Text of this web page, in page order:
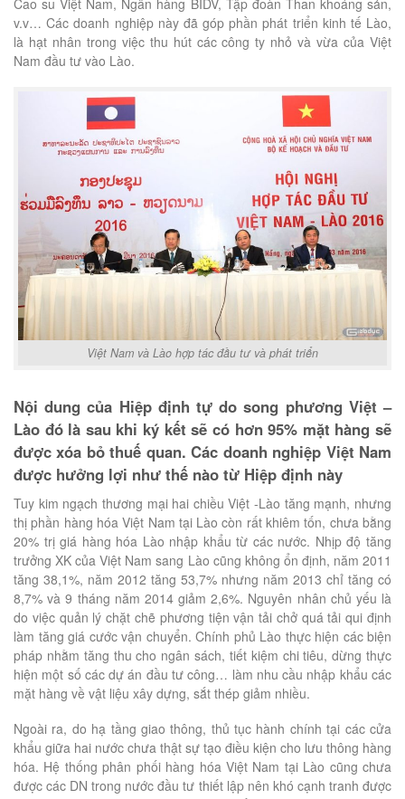
v.v… Các doanh nghiệp này đã góp phần phát triển kinh tế Lào,
là hạt nhân trong việc thu hút các công ty nhỏ và vừa của Việt
Nam đầu tư vào Lào.
Việt Nam và Lào hợp tác đầu tư và phát triển
Nội dung của Hiệp định tự do song phương Việt –
Lào đó là sau khi ký kết sẽ có hơn 95% mặt hàng sẽ
được xóa bỏ thuế quan. Các doanh nghiệp Việt Nam
được hưởng lợi như thế nào từ Hiệp định này
Tuy kim ngạch thương mại hai chiều Việt -Lào tăng mạnh, nhưng
thị phần hàng hóa Việt Nam tại Lào còn rất khiêm tốn, chưa bằng
20% trị giá hàng hóa Lào nhập khẩu từ các nước. Nhịp độ tăng
trưởng XK của Việt Nam sang Lào cũng không ổn định, năm 2011
tăng 38,1%, năm 2012 tăng 53,7% nhưng năm 2013 chỉ tăng có
8,7% và 9 tháng năm 2014 giảm 2,6%. Nguyên nhân chủ yếu là
do việc quản lý chặt chẽ phương tiện vận tải chở quá tải qui định
làm tăng giá cước vận chuyển. Chính phủ Lào thực hiện các biện
pháp nhằm tăng thu cho ngân sách, tiết kiệm chi tiêu, dừng thực
hiện một số các dự án đầu tư công… làm nhu cầu nhập khẩu các
mặt hàng về vật liệu xây dựng, sắt thép giảm nhiều.
Ngoài ra, do hạ tầng giao thông, thủ tục hành chính tại các cửa
khẩu giữa hai nước chưa thật sự tạo điều kiện cho lưu thông hàng
hóa. Hệ thống phân phối hàng hóa Việt Nam tại Lào cũng chưa
được các DN trong nước đầu tư thiết lập nên khó cạnh tranh được